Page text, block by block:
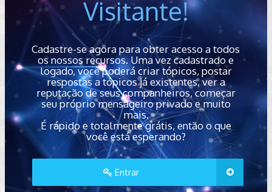
Visitante!
Cadastre-se agora para obter acesso a todos
os nossos recursos. Uma vez cadastrado e
logado, você poderá criar tópicos, postar
respostas a tópicos já existentes, ver a
reputação de seus companheiros, começar
seu próprio mensageiro privado e muito
mais.
É rápido e totalmente grátis, então o que
você está esperando?
Entrar